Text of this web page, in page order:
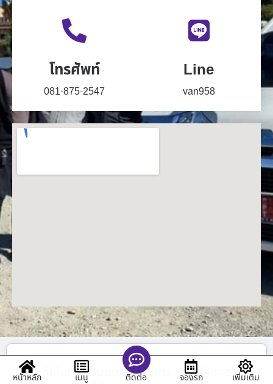
โทรศัพท์
081-875-2547
Line
van958
รถตู้ให้เช่าดอยม่อนเงาะ บริการ รถตู้ให้เช่า รถ
หน้าหลัก เมนู ติดต่อ จองรถ เพิ่มเติม